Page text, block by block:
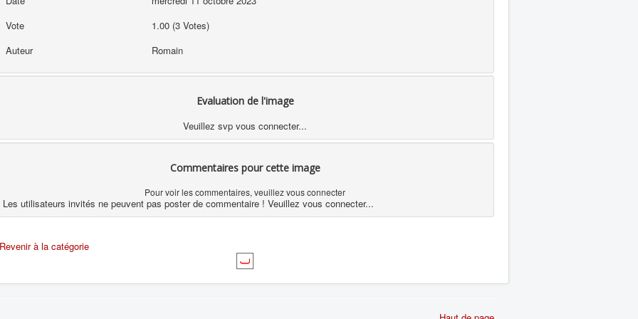
Vote
1.00 (3 Votes)
Auteur
Romain
Evaluation de l'image
Veuillez svp vous connecter...
Commentaires pour cette image
Pour voir les commentaires, veuillez vous connecter
Les utilisateurs invités ne peuvent pas poster de commentaire ! Veuillez vous connecter...
Revenir à la catégorie